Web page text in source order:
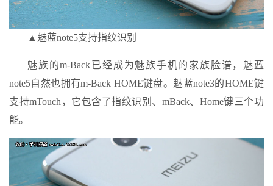
▲魅蓝note5支持指纹识别
魅族的m-Back已经成为魅族手机的家族脸谱，魅蓝
note5自然也拥有m-Back HOME键盘。魅蓝note3的HOME键
支持mTouch，它包含了指纹识别、mBack、Home键三个功
能。